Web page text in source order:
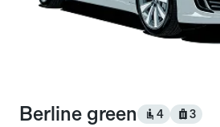
Berline green 4 3